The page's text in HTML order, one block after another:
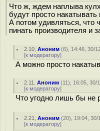
Что ж, ждем наплыва
будут просто
А потом удивляться, что
пинать производителя и
2.10 ,Аноним (6), 14:46, 30/
[к модератору]
А можно просто
2.11 ,Аноним (11), 16:05, 30/
[к модератору]
Что угодно лишь бы не
2.21 ,Аноним (20), 19:04, 30/
[к модератору]